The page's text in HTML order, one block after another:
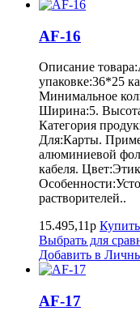
AF-16
Описание
упаковке:36*25
Минимальное
Ширина:5.
Категория
Для:Карты.
алюминиевой
кабеля.
растворителей..
15.495,11р Купить
Выбрать для
Добавить в
AF-17